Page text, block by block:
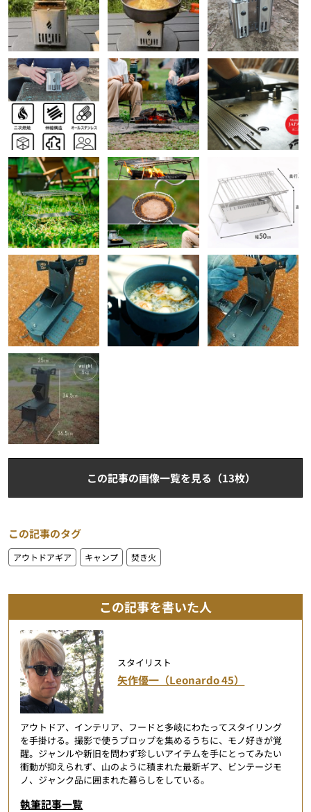
この記事の画像一覧を見る（13枚）
この記事のタグ
アウトドアギア キャンプ 焚き火
この記事を書いた人
スタイリスト
矢作優一（Leonardo 45）
アウトドア、インテリア、フードと多岐にわたってスタイリング
を手掛ける。撮影で使うプロップを集めるうちに、モノ好きが覚
醒。ジャンルや新旧を問わず珍しいアイテムを手にとってみたい
衝動が抑えられず、山のように積まれた最新ギア、ビンテージモ
ノ、ジャンク品に囲まれた暮らしをしている。
執筆記事一覧